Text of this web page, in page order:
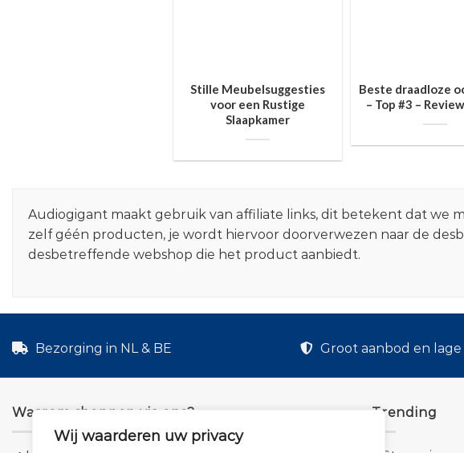
Wij waarderen uw privacy
Stille Meubelsuggesties
voor een Rustige
Slaapkamer
Beste draadloze
– Top #3 –
Audiogigant maakt gebruik van affiliate links, dit betekent dat we
zelf géén producten, je wordt hiervoor doorverwezen naar de
desbetreffende webshop die het product aanbiedt.
Bezorging in NL & BE Groot aanbod en
Waarom shoppen via ons? Trending